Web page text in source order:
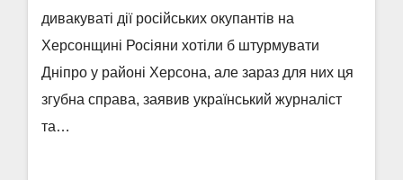
дивакуваті дії російських окупантів на
Херсонщині Росіяни хотіли б штурмувати
Дніпро у районі Херсона, але зараз для них ця
згубна справа, заявив український журналіст
та…